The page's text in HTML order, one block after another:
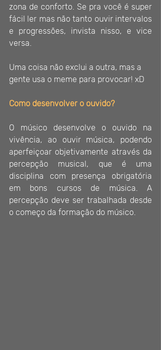
zona de conforto. Se pra você é super
fácil ler mas não tanto ouvir intervalos
e progressões, invista nisso, e vice
versa.
Uma coisa não exclui a outra, mas a
gente usa o meme para provocar! xD
Como desenvolver o ouvido?
O músico desenvolve o ouvido na
vivência, ao ouvir música, podendo
aperfeiçoar objetivamente através da
percepção musical, que é uma
disciplina com presença obrigatória
em bons cursos de música. A
percepção deve ser trabalhada desde
o começo da formação do músico.